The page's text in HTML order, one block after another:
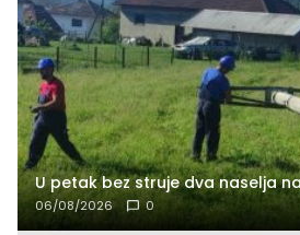
U petak bez struje dva naselja
06/08/2026 0